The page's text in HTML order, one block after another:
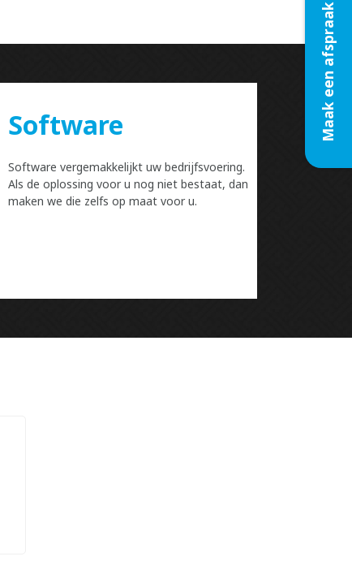
Software
Software vergemakkelijkt uw bedrijfsvoering.
Als de oplossing voor u nog niet bestaat, dan
maken we die zelfs op maat voor u.
Maak een afspraak